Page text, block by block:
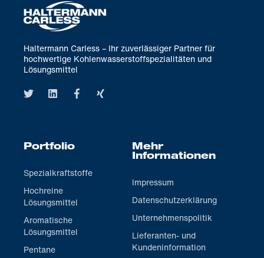
Haltermann Carless – Ihr zuverlässiger Partner für
hochwertige Kohlenwasserstoffspezialitäten und
Lösungsmittel
Portfolio
Spezialkraftstoffe
Hochreine
Lösungsmittel
Aromatische
Lösungsmittel
Pentane
Mehr
Informationen
Impressum
Datenschutzerklärung
Unternehmenspolitik
Lieferanten- und
Kundeninformation